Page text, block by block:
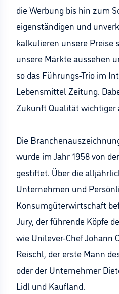
die Werbung bis hin zum
eigenständigen und
kalkulieren unsere Preise
unsere Märkte aussehen
so das Führungs-Trio im
Lebensmittel Zeitung.
Zukunft Qualität wichtiger
Die
wurde im Jahr 1958 von
gestiftet. Über die
Unternehmen und
Konsumgüterwirtschaft
Jury, der führende Köpfe
wie Unilever-Chef Johann
Reischl, der erste Mann
oder der Unternehmer
Lidl und Kaufland.